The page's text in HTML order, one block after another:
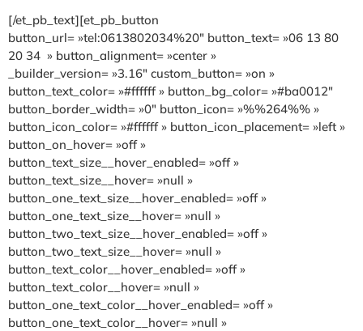
[/et_pb_text][et_pb_button
button_url= »tel:0613802034%20″ button_text= »06 13 80
20 34 » button_alignment= »center »
_builder_version= »3.16″ custom_button= »on »
button_text_color= »#ffffff » button_bg_color= »#ba0012″
button_border_width= »0″ button_icon= »%%264%% »
button_icon_color= »#ffffff » button_icon_placement= »left »
button_on_hover= »off »
button_text_size__hover_enabled= »off »
button_text_size__hover= »null »
button_one_text_size__hover_enabled= »off »
button_one_text_size__hover= »null »
button_two_text_size__hover_enabled= »off »
button_two_text_size__hover= »null »
button_text_color__hover_enabled= »off »
button_text_color__hover= »null »
button_one_text_color__hover_enabled= »off »
button_one_text_color__hover= »null »